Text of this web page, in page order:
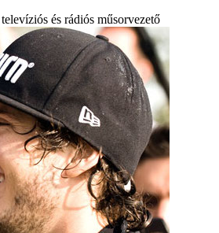
és rádiós műsorvezető